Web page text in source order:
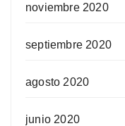
noviembre 2020
septiembre 2020
agosto 2020
junio 2020